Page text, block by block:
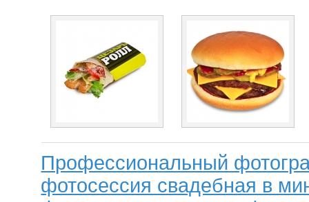
Профессиональный
фотосессия свадебная в